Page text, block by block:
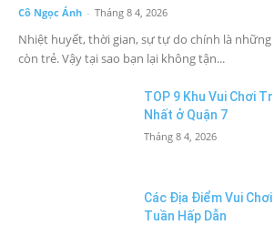
Cô Ngọc Ánh - Tháng 8 4, 2026
Nhiệt huyết, thời gian, sự tự do chính là
còn trẻ. Vậy tại sao bạn lại không tận...
TOP 9 Khu Vui Chơi
Nhất ở Quận 7
Tháng 8 4, 2026
Các Địa Điểm Vui
Tuần Hấp Dẫn